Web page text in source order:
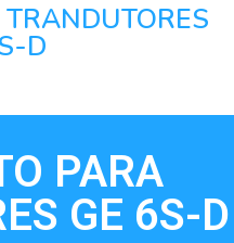
D
PARA
GE 6S-D